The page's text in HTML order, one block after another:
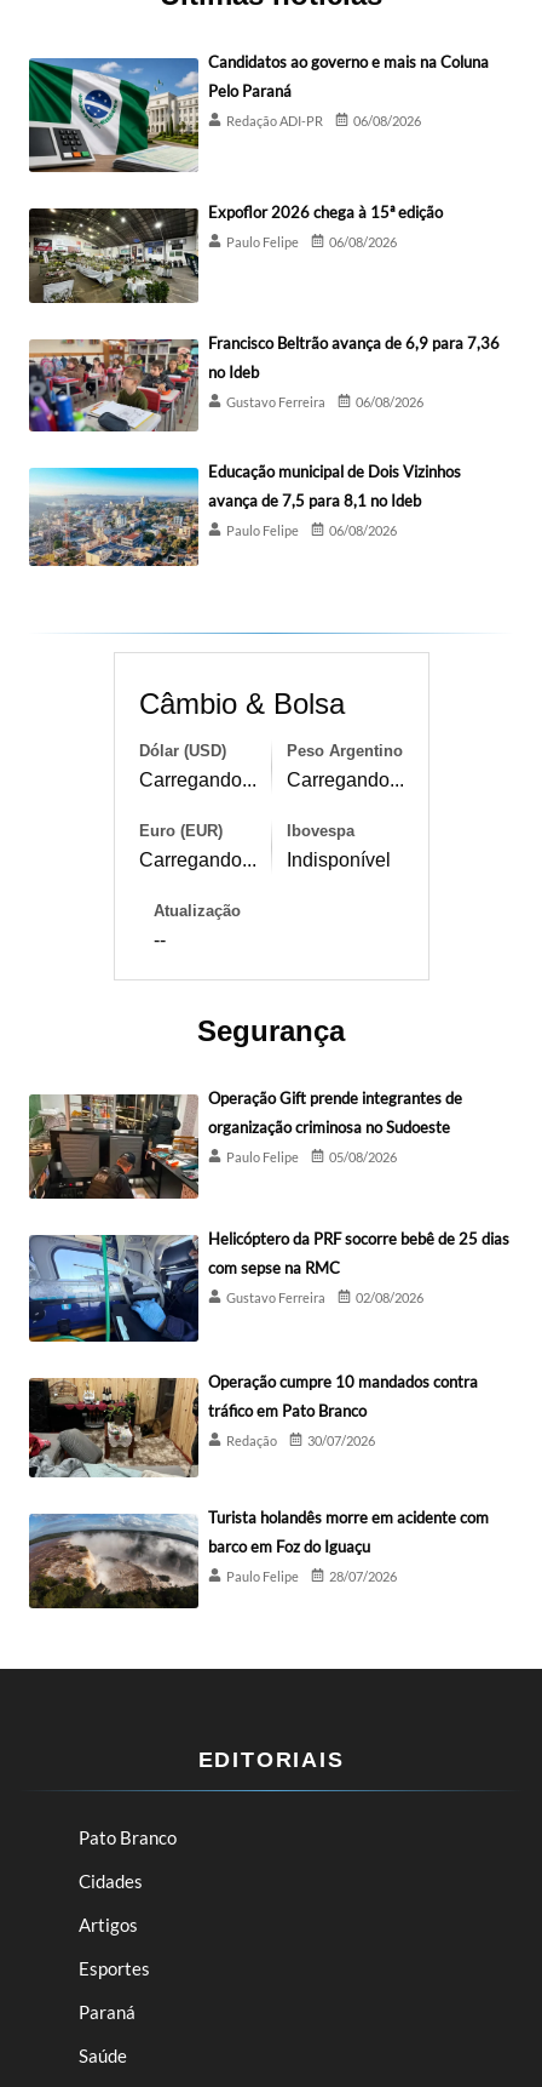
Candidatos ao governo e mais na Coluna
Pelo Paraná
Redação ADI-PR 06/08/2026
Expoflor 2026 chega à 15ª edição
Paulo Felipe 06/08/2026
Francisco Beltrão avança de 6,9 para 7,36
no Ideb
Gustavo Ferreira 06/08/2026
Educação municipal de Dois Vizinhos
avança de 7,5 para 8,1 no Ideb
Paulo Felipe 06/08/2026
Câmbio & Bolsa
Dólar (USD)
Carregando...
Peso Argentino
Carregando...
Euro (EUR)
Carregando...
Ibovespa
Indisponível
Atualização
--
Segurança
Operação Gift prende integrantes de
organização criminosa no Sudoeste
Paulo Felipe 05/08/2026
Helicóptero da PRF socorre bebê de 25 dias
com sepse na RMC
Gustavo Ferreira 02/08/2026
Operação cumpre 10 mandados contra
tráfico em Pato Branco
Redação 30/07/2026
Turista holandês morre em acidente com
barco em Foz do Iguaçu
Paulo Felipe 28/07/2026
EDITORIAIS
Pato Branco
Cidades
Artigos
Esportes
Paraná
Saúde